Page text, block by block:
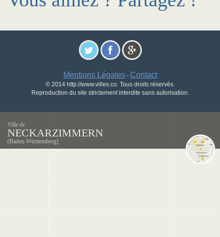
Mentions Légales- Contact
© 2014 http://www.villes.co. Tous droits réservés.
Reproduction du site strictement interdite sans autorisation.
Ville de
NECKARZIMMERN
(Baden-Württemberg)